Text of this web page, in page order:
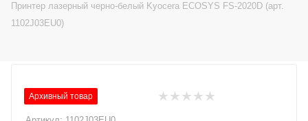
Принтер лазерный черно-белый Kyocera ECOSYS FS-2020D (арт.
1102J03EU0)
Архивный товар